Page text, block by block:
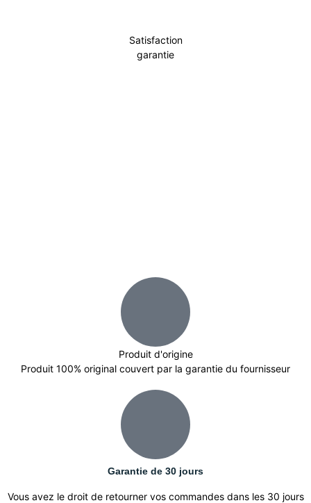
Satisfaction
garantie
Produit d'origine
Produit 100% original couvert par la garantie du fournisseur
Garantie de 30 jours
Vous avez le droit de retourner vos commandes dans les 30 jours